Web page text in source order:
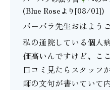
(Blue Roseより[08/01])
バーバラ先生おはよう
私の通院している個人
価高いんですけど、こ
口コミ見たらスタッフ
師の文句が書いていて